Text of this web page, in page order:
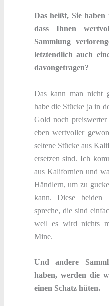
Das heißt, Sie
dass Ihnen
Sammlung
letztendlich auch
davongetragen?
Das kann man nicht
habe die Stücke ja in
Gold noch
eben wertvoller
seltene Stücke aus
ersetzen sind. Ich
aus Kalifornien und
Händlern, um zu
kann. Diese beiden
spreche, die sind
weil es wird nichts
Mine.
Und andere
haben, werden die
einen Schatz hüten.